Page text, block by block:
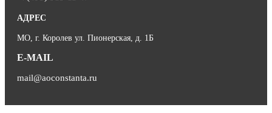
АДРЕС
МО, г. Королев ул. Пионерская, д. 1Б
E-MAIL
mail@aoconstanta.ru